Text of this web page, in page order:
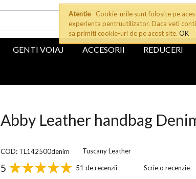
Atentie
Cookie-urile sunt folosite pe
experienta pentruutilizator. Daca veti
sa primiti cookie-uri de pe acest site.OK
GENTI VOIAJ ACCESORII REDUCERI
Abby Leather handbag
COD: TL142500denim Tuscany Leather
5 51 de recenzii Scrie o recenzie